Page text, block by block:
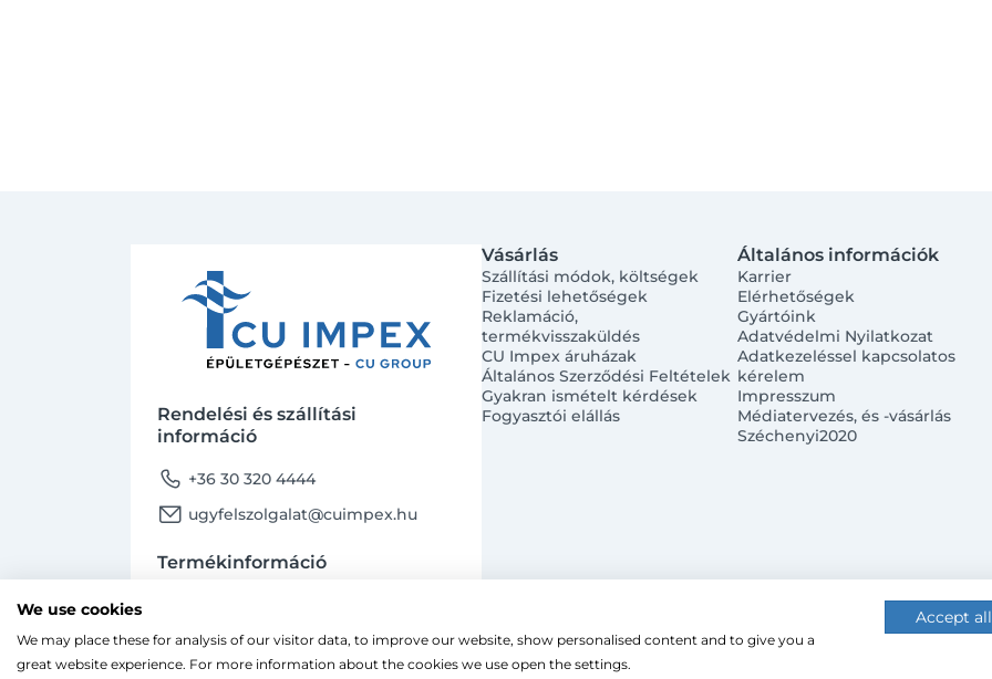
Rendelési és szállítási
információ
phone +36 30 320 4444
email ugyfelszolgalat@cuimpex.hu
Termékinformáció
email ugyfelszolgalat@cuimpex.hu
Vásárlás
Szállítási módok, költségek
Fizetési lehetőségek
Reklamáció,
termékvisszaküldés
CU Impex áruházak
Általános Szerződési Feltételek
Gyakran ismételt kérdések
Fogyasztói elállás
Általános információk
Karrier
Elérhetőségek
Gyártóink
Adatvédelmi Nyilatkozat
Adatkezeléssel kapcsolatos
kérelem
Impresszum
Médiatervezés, és -vásárlás
Széchenyi2020
Ahogy a legtöbb weboldal, a miénk is sütiket (cookie-kat) használ a nagyobb felhasználói élmény
We use cookies
We may place these for analysis of our visitor data, to improve our website, show personalised content and to give you a
great website experience. For more information about the cookies we use open the settings.
Accept all